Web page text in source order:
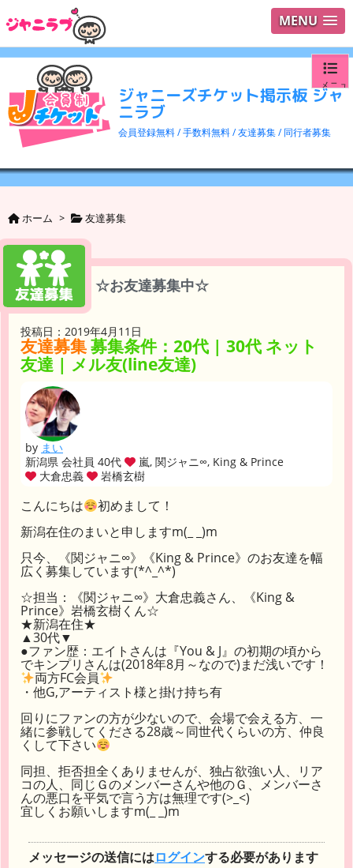
MENU
ジャニーズチケット掲示板 ジャ
ニラブ
会員登録無料 / 手数料無料 / 友達募集 / 同行者募集
メニュ
ログイ
ユーザ
ホーム > 友達募集
☆お友達募集中☆
投稿日：2019年4月11日
友達募集募集条件：20代 | 30代 ネット
友達 | メル友(line友達)
by まい
新潟県 会社員 40代
嵐, 関ジャニ∞, King & Prince
大倉忠義
岩橋玄樹
こんにちは
初めまして！
新潟在住のまいと申しますm(_ _)m
只今、《関ジャニ∞》《King & Prince》のお友達を幅
広く募集しています(*^_^*)
☆担当：《関ジャニ∞》大倉忠義さん、《King &
Prince》岩橋玄樹くん☆
★新潟在住★
▲30代▼
●ファン歴：エイトさんは『You & J』の初期の頃から
でキンプリさんは(2018年8月～なので)まだ浅いです！
両方FC会員
・他G,アーティスト様と掛け持ち有
回りにファンの方が少ないので、会場で会える方、一
緒に参戦してくださる28歳～同世代くらいの方、仲良
くして下さい
同担、拒否担全くありませんが、独占欲強い人、リア
コの人、同じＧのメンバーさんや他のＧ、メンバーさ
んの悪口を平気で言う方は無理です(>_<)
宜しくお願いしますm(_ _)m
メッセージの送信にはログインする必要があります